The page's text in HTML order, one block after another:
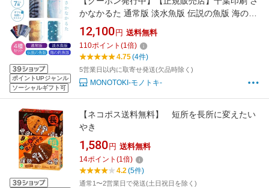
ポイントUPジャンル
ソーシャルギフト可
かなかるた 通常版 淡水魚版 伝説の魚版 海の釣
魚版 4種セット さかなかるたプラス かるた お
風呂で遊べる 魚 さかな うろこ お風呂 防水 か
るた 生き物 カードゲーム 知育 おもちゃ【メー
ル便送料無料】
12,100 円 送料無料
110ポイント (1倍)
4.75(4件)
5営業日以内に取寄せ発送(欠品時除く)
MONOTOKI-モノトキ-
【ネコポス送料無料】 短所を長所に変えたい
やき
1,580 円 送料無料
14ポイント (1倍)
4.2(5件)
通常1〜2営業日で発送(土日祝日を除く)